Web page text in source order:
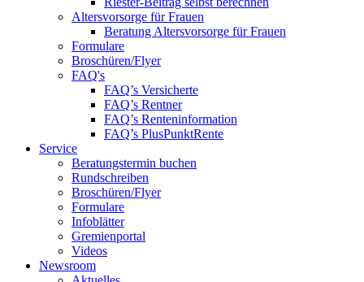
Altersvorsorge für Frauen
Beratung Altersvorsorge für Frauen
Formulare
Broschüren/Flyer
FAQ's
FAQ’s Versicherte
FAQ’s Rentner
FAQ’s Renteninformation
FAQ’s PlusPunktRente
Service
Beratungstermin buchen
Rundschreiben
Broschüren/Flyer
Formulare
Infoblätter
Gremienportal
Videos
Newsroom